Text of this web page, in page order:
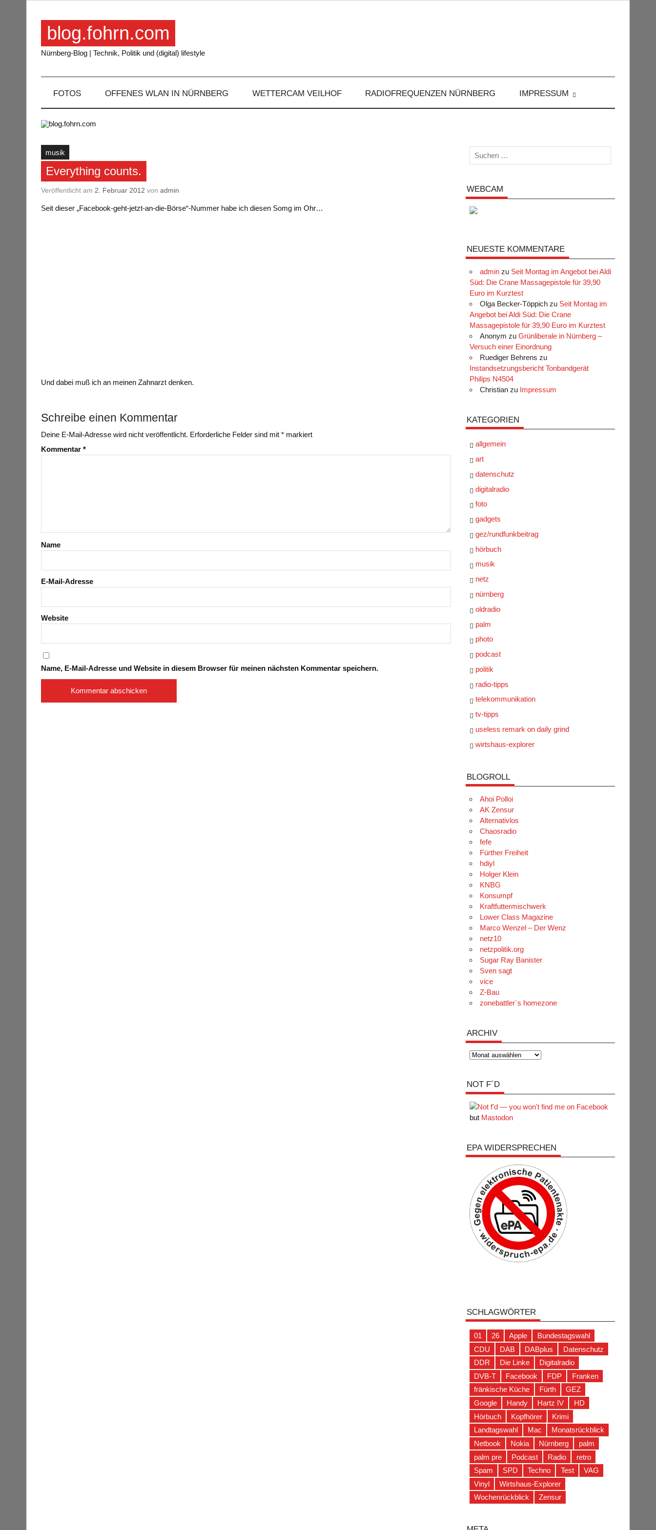
blog.fohrn.com
Nürnberg-Blog | Technik, Politik und (digital) lifestyle
FOTOS OFFENES WLAN IN NÜRNBERG WETTERCAM VEILHOF RADIOFREQUENZEN NÜRNBERG IMPRESSUM
musik
Everything counts.
Veröffentlicht am2. Februar 2012 vonadmin
Seit dieser „Facebook-geht-jetzt-an-die-Börse“-Nummer habe ich diesen Somg im Ohr…
Und dabei muß ich an meinen Zahnarzt denken.
Schreibe einen Kommentar
Deine E-Mail-Adresse wird nicht veröffentlicht. Erforderliche Felder sind mit* markiert
Kommentar*
Name
E-Mail-Adresse
Website
Name, E-Mail-Adresse und Website in diesem Browser für meinen nächsten Kommentar speichern.
WEBCAM
NEUESTE KOMMENTARE
adminzu Seit Montag im Angebot bei Aldi
Süd: Die Crane Massagepistole für 39,90
Euro im Kurztest
Olga Becker-Töppichzu Seit Montag im
Angebot bei Aldi Süd: Die Crane
Massagepistole für 39,90 Euro im Kurztest
Anonym zu Grünliberale in Nürnberg –
Versuch einer Einordnung
Ruediger Behrens zu
Instandsetzungsbericht Tonbandgerät
Philips N4504
Christianzu Impressum
KATEGORIEN
allgemein
art
datenschutz
digitalradio
foto
gadgets
gez/rundfunkbeitrag
hörbuch
musik
netz
nürnberg
oldradio
palm
photo
podcast
politik
radio-tipps
telekommunikation
tv-tipps
useless remark on daily grind
wirtshaus-explorer
BLOGROLL
Ahoi Polloi
AK Zensur
Alternativlos
Chaosradio
fefe
Fürther Freiheit
hdiyl
Holger Klein
KNBG
Konsumpf
Kraftfuttermischwerk
Lower Class Magazine
Marco Wenzel – Der Wenz
netz10
netzpolitik.org
Sugar Ray Banister
Sven sagt
vice
Z-Bau
zonebattler´s homezone
ARCHIV
Archiv
NOT F´D
but Mastodon
EPA WIDERSPRECHEN
SCHLAGWÖRTER
01 26 Apple
Bundestagswahl
CDU
DAB DABplus
Datenschutz
DDR
Die Linke
Digitalradio
DVB-T
Facebook FDP
Franken
fränkische Küche
Fürth
GEZ
Google
Handy Hartz IV
HD
Hörbuch
Kopfhörer
Krimi
Landtagswahl
Mac
Monatsrückblick
Netbook
Nokia Nürnberg
palm
palm pre
Podcast Radio
retro
Spam
SPD Techno Test
VAG
Vinyl
Wirtshaus-Explorer
Wochenrückblick
Zensur